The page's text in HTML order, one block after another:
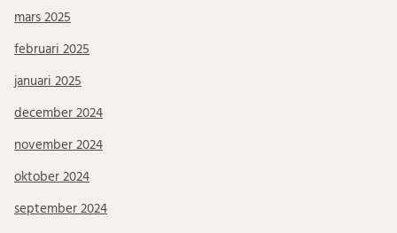
mars 2025
februari 2025
januari 2025
december 2024
november 2024
oktober 2024
september 2024